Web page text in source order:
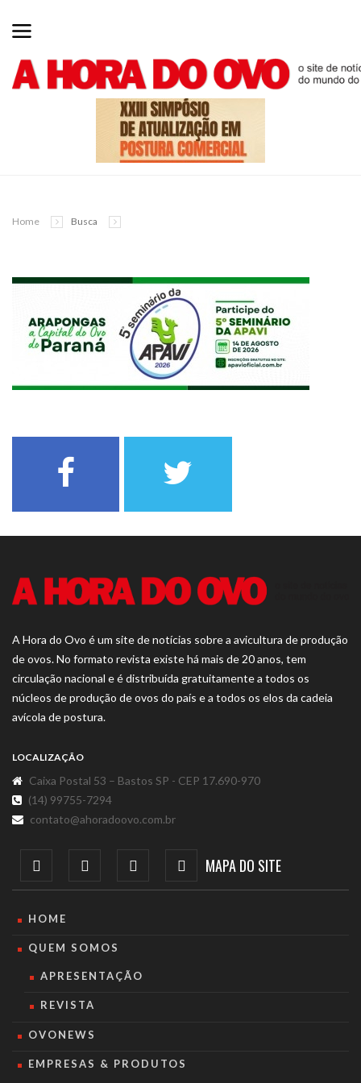
Home Busca
A Hora do Ovo é um site de notícias sobre a avicultura de produção
de ovos. No formato revista existe há mais de 20 anos, tem
circulação nacional e é distribuída gratuitamente a todos os
núcleos de produção de ovos do país e a todos os elos da cadeia
avícola de postura.
LOCALIZAÇÃO
Caixa Postal 53 – Bastos SP - CEP 17.690-970
(14) 99755-7294
contato@ahoradoovo.com.br
MAPA DO SITE
HOME
QUEM SOMOS
APRESENTAÇÃO
REVISTA
OVONEWS
EMPRESAS & PRODUTOS